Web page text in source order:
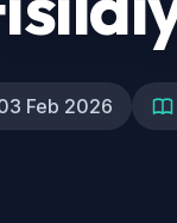
Feb 2026